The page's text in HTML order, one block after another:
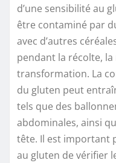
d’une sensibilité au
être contaminé par
avec d’autres
pendant la récolte,
transformation. La
du gluten peut
tels que des
abdominales, ainsi
tête. Il est important
au gluten de vérifier